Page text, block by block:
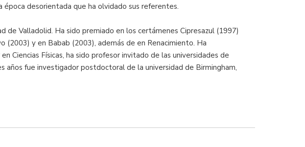
desorientada que ha olvidado sus referentes.
de Valladolid. Ha sido premiado en los certámenes Cipresazul (1997)
y en Babab (2003), además de en Renacimiento. Ha
Ciencias Físicas, ha sido profesor invitado de las universidades de
años fue investigador postdoctoral de la universidad de Birmingham,